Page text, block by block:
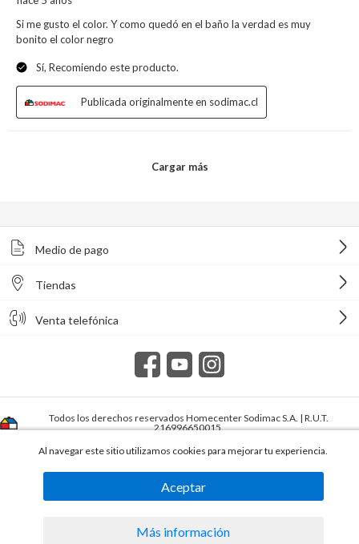
Medio de pago
Tiendas
Venta telefónica
Todos los derechos reservados Homecenter Sodimac S.A. | R.U.T.
216996650015.
Al navegar este sitio utilizamos cookies para mejorar tu experiencia.
Aceptar
Más información